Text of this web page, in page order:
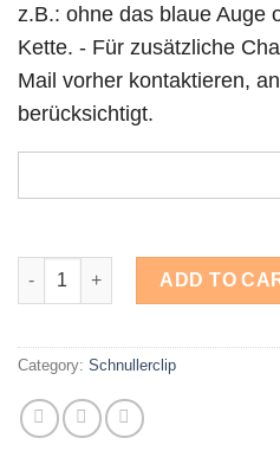
z.B.: ohne das blaue Auge
Kette. - Für zusätzliche
Mail vorher kontaktieren,
berücksichtigt.
Schnullerclip mit
ADD TO
Category: Schnullerclip